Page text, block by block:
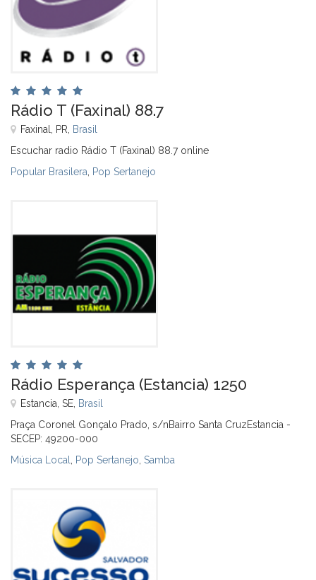
Rádio T (Faxinal) 88.7
Faxinal, PR, Brasil
Escuchar radio Rádio T (Faxinal) 88.7 online
Popular Brasilera Pop Sertanejo
Rádio Esperança (Estancia) 1250
Estancia, SE, Brasil
Praça Coronel Gonçalo Prado, s/nBairro Santa CruzEstancia -
SECEP: 49200-000
Música Local
Pop Sertanejo Samba